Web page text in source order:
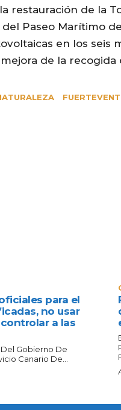
restauración de la
Paseo Marítimo
en los seis
de la
para el
no usar
a las
Gobierno De
Canario De...